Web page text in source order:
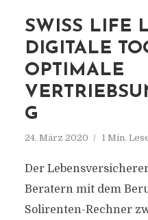
SWISS LIFE
DIGITALE
OPTIMALE
G
24. März 2020 1 Min.
Der
Beratern mit dem
Solirenten-Rechner